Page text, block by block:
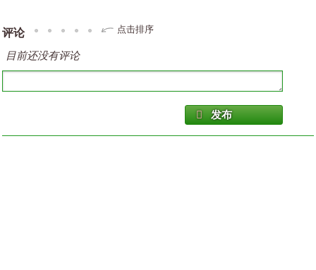
评论 点击排序
目前还没有评论
发布